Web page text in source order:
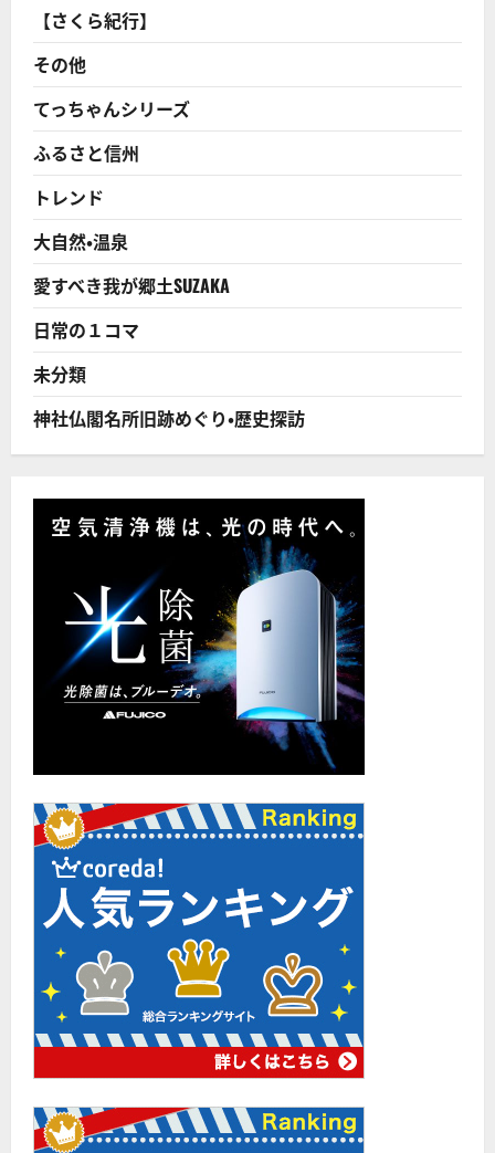
軒
に
１
空
き
家
に！
人
口
減
ま
っ
て
空
き
家
急
増！
価
値
も
落！
付
か
状
況
が
ま
す
ま
拡
大
す
つ
て
さ
ら
読
む
【さくら紀行】
その他
てっちゃんシリーズ
ふるさと信州
トレンド
大自然・温泉
愛すべき我が郷土SUZAKA
日常の１コマ
未分類
神社仏閣名所旧跡めぐり・歴史探訪